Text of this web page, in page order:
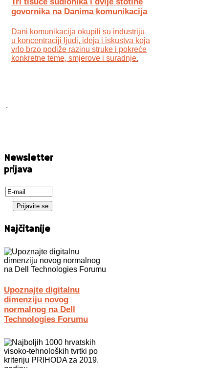
govornika na Danima komunikacija
Dani komunikacija okupili su industriju
u koncentraciji ljudi, ideja i iskustva koja
vrlo brzo podiže razinu struke i pokreće
konkretne teme, smjerove i suradnje.
.
Newsletter
prijava
Najčitanije
Upoznajte digitalnu
dimenziju novog
normalnog na Dell
Technologies Forumu